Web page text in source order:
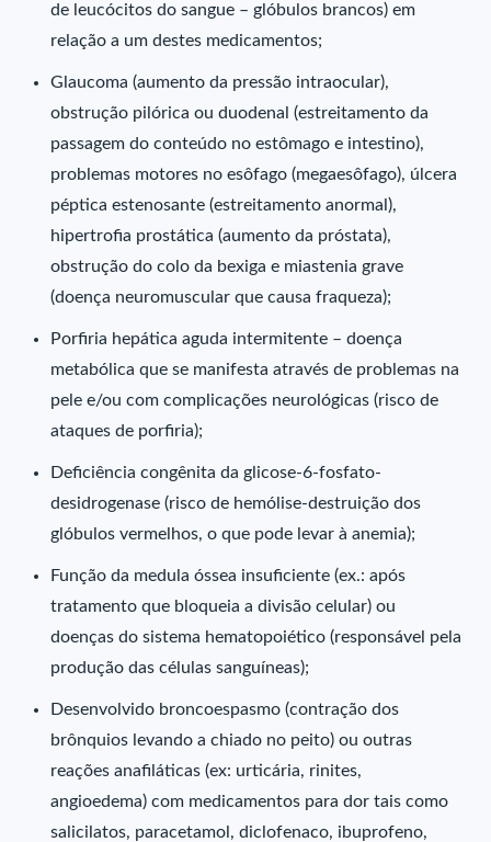
de leucócitos do sangue – glóbulos brancos) em
relação a um destes medicamentos;
Glaucoma (aumento da pressão intraocular),
obstrução pilórica ou duodenal (estreitamento da
passagem do conteúdo no estômago e intestino),
problemas motores no esôfago (megaesôfago), úlcera
péptica estenosante (estreitamento anormal),
hipertrofia prostática (aumento da próstata),
obstrução do colo da bexiga e miastenia grave
(doença neuromuscular que causa fraqueza);
Porfiria hepática aguda intermitente – doença
metabólica que se manifesta através de problemas na
pele e/ou com complicações neurológicas (risco de
ataques de porfiria);
Deficiência congênita da glicose-6-fosfato-
desidrogenase (risco de hemólise-destruição dos
glóbulos vermelhos, o que pode levar à anemia);
Função da medula óssea insuficiente (ex.: após
tratamento que bloqueia a divisão celular) ou
doenças do sistema hematopoiético (responsável pela
produção das células sanguíneas);
Desenvolvido broncoespasmo (contração dos
brônquios levando a chiado no peito) ou outras
reações anafiláticas (ex: urticária, rinites,
angioedema) com medicamentos para dor tais como
salicilatos, paracetamol, diclofenaco, ibuprofeno,